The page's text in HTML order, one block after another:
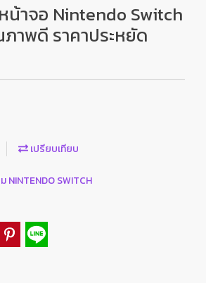
าจอ Nintendo Switch
าพดี ราคาประหยัด
เปรียบเทียบ
SWITCH